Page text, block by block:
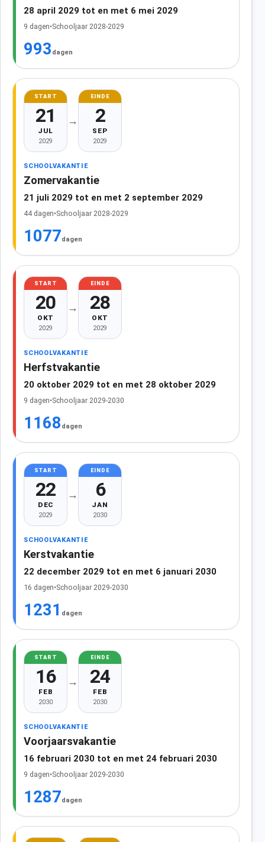
28 april 2029 tot en met 6 mei 2029
9 dagen•Schooljaar 2028-2029
993 dagen
START
21
JUL
2029
→
EINDE
2
SEP
2029
SCHOOLVAKANTIE
Zomervakantie
21 juli 2029 tot en met 2 september 2029
44 dagen•Schooljaar 2028-2029
1077dagen
START
20
OKT
2029
→
EINDE
28
OKT
2029
SCHOOLVAKANTIE
Herfstvakantie
20 oktober 2029 tot en met 28 oktober 2029
9 dagen•Schooljaar 2029-2030
1168 dagen
START
22
DEC
2029
→
EINDE
6
JAN
2030
SCHOOLVAKANTIE
Kerstvakantie
22 december 2029 tot en met 6 januari 2030
16 dagen•Schooljaar 2029-2030
1231 dagen
START
16
FEB
2030
→
EINDE
24
FEB
2030
SCHOOLVAKANTIE
Voorjaarsvakantie
16 februari 2030 tot en met 24 februari 2030
9 dagen•Schooljaar 2029-2030
1287dagen